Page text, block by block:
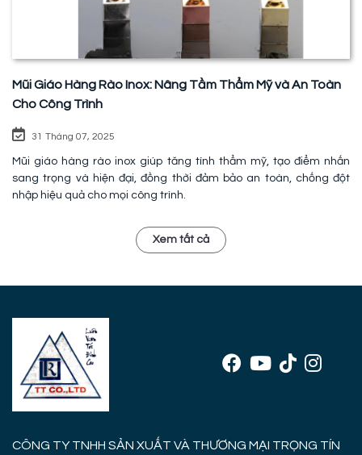
Mũi Giáo Hàng Rào Inox: Nâng Tầm Thẩm Mỹ và An Toàn
Cho Công Trình
31 Tháng 07, 2025
Mũi giáo hàng rào inox giúp tăng tính thẩm mỹ, tạo điểm nhấn
sang trọng và hiện đại, đồng thời đảm bảo an toàn, chống đột
nhập hiệu quả cho mọi công trình.
Xem tất cả
CÔNG TY TNHH SẢN XUẤT VÀ THƯƠNG MẠI TRỌNG TÍN